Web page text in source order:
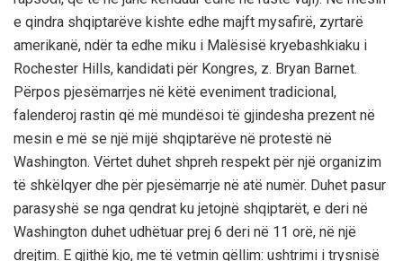
e qindra shqiptarëve kishte edhe majft mysafirë, zyrtarë
amerikanë, ndër ta edhe miku i Malësisë kryebashkiaku i
Rochester Hills, kandidati për Kongres, z. Bryan Barnet.
Përpos pjesëmarrjes në këtë eveniment tradicional,
falenderoj rastin që më mundësoi të gjindesha prezent në
mesin e më se një mijë shqiptarëve në protestë në
Washington. Vërtet duhet shpreh respekt për një organizim
të shkëlqyer dhe për pjesëmarrje në atë numër. Duhet pasur
parasyshë se nga qendrat ku jetojnë shqiptarët, e deri në
Washington duhet udhëtuar prej 6 deri në 11 orë, në një
drejtim. E gjithë kjo, me të vetmin qëllim: ushtrimi i trysnisë